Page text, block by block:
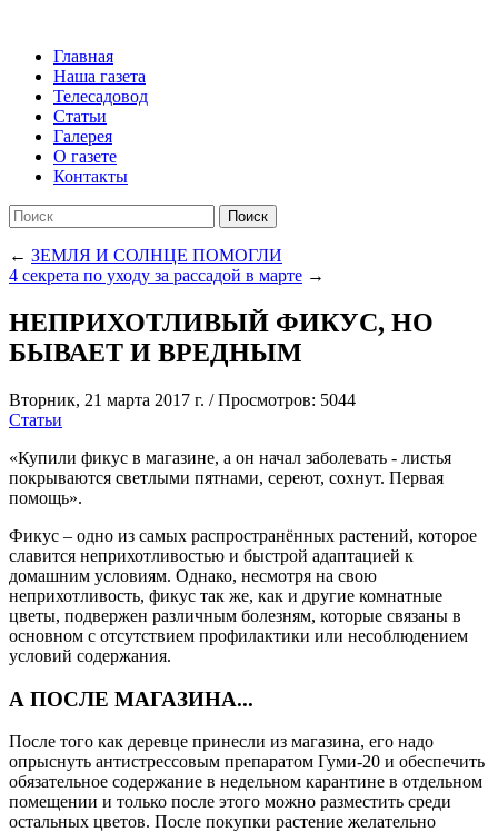
Главная
Наша газета
Телесадовод
Статьи
Галерея
О газете
Контакты
Поиск
← ЗЕМЛЯ И СОЛНЦЕ ПОМОГЛИ
4 секрета по уходу за рассадой в марте →
НЕПРИХОТЛИВЫЙ ФИКУС, НО
БЫВАЕТ И ВРЕДНЫМ
Вторник, 21 марта 2017 г. /Просмотров: 5044
Статьи
«Купили фикус в магазине, а он начал заболевать - листья
покрываются светлыми пятнами, сереют, сохнут. Первая
помощь».
Фикус – одно из самых распространённых растений, которое
славится неприхотливостью и быстрой адаптацией к
домашним условиям. Однако, несмотря на свою
неприхотливость, фикус так же, как и другие комнатные
цветы, подвержен различным болезням, которые связаны в
основном с отсутствием профилактики или несоблюдением
условий содержания.
А ПОСЛЕ МАГАЗИНА...
После того как деревце принесли из магазина, его надо
опрыснуть антистрессовым препаратом Гуми-20 и обеспечить
обязательное содержание в недельном карантине в отдельном
помещении и только после этого можно разместить среди
остальных цветов. После покупки растение желательно